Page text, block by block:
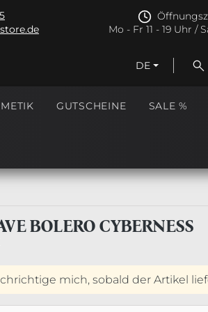
Mo - Fr 11 - 19 Uhr /
DE
GUTSCHEINE SALE %
BOLERO CYBERNESS
mich, sobald der Artikel